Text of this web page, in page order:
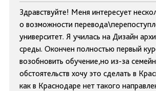
Здравствуйте! Меня интересует
о возможности
университет. Я училась на Дизайн
среды. Окончен полностью первый
возобновить обучение,но из-за
обстоятельств хочу это сделать в
как в Краснодаре нет такого